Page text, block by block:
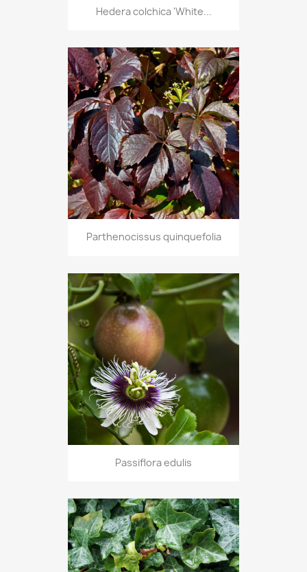
Hedera colchica 'White...
Parthenocissus quinquefolia
Passiflora edulis